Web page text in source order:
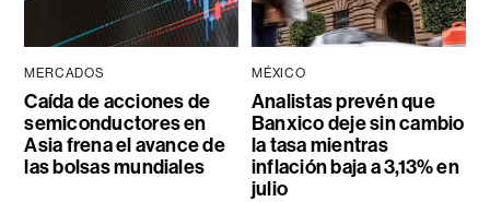
MERCADOS
Caída de acciones de
semiconductores en
Asia frena el avance de
las bolsas mundiales
MÉXICO
Analistas prevén que
Banxico deje sin cambio
la tasa mientras
inflación baja a 3,13% en
julio